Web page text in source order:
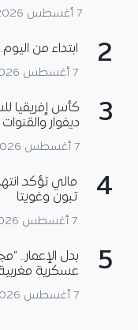
7 أغسطس 2026
2 ابتداء من اليوم..
7 أغسطس 2026
3
كأس إفريقيا
ديفوار والقنوات
7 أغسطس 2026
4
مالي تؤكد
تبون وغويتا
7 أغسطس 2026
5
بدل الإعمار..
عسكرية
7 أغسطس 2026